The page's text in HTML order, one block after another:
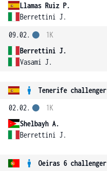
Llamas Ruiz P.
Berrettini J.
09.02.
Berrettini J.
Vasami J.
1K
Tenerife challenger
02.02.
Shelbayh A.
Berrettini J.
1K
Oeiras 6 challenger